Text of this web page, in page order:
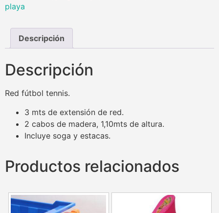
playa
Descripción
Descripción
Red fútbol tennis.
3 mts de extensión de red.
2 cabos de madera, 1,10mts de altura.
Incluye soga y estacas.
Productos relacionados